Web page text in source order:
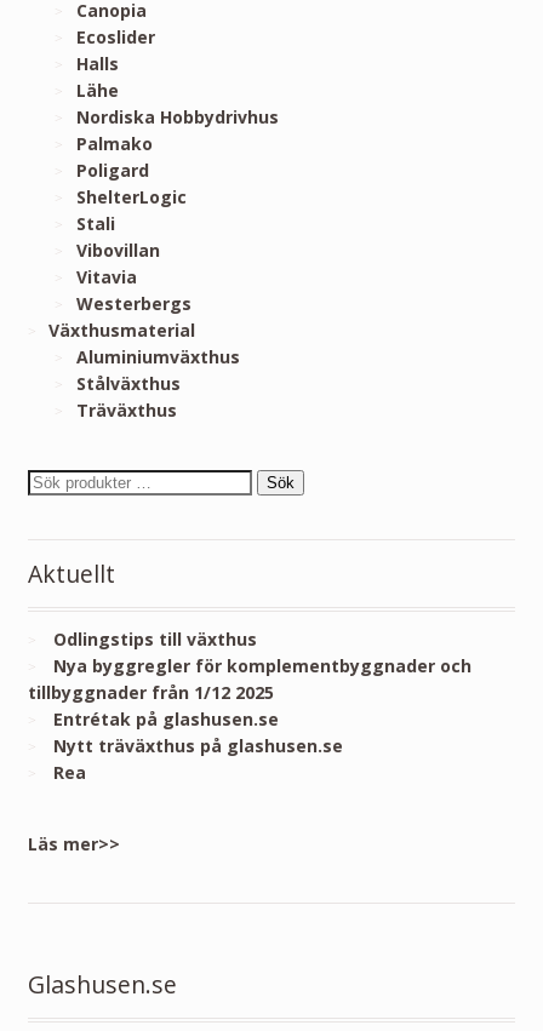
Canopia
Ecoslider
Halls
Lähe
Nordiska Hobbydrivhus
Palmako
Poligard
ShelterLogic
Stali
Vibovillan
Vitavia
Westerbergs
Växthusmaterial
Aluminiumväxthus
Stålväxthus
Träväxthus
Sök
Aktuellt
Odlingstips till växthus
Nya byggregler för komplementbyggnader och
tillbyggnader från 1/12 2025
Entrétak på glashusen.se
Nytt träväxthus på glashusen.se
Rea
Läs mer>>
Glashusen.se